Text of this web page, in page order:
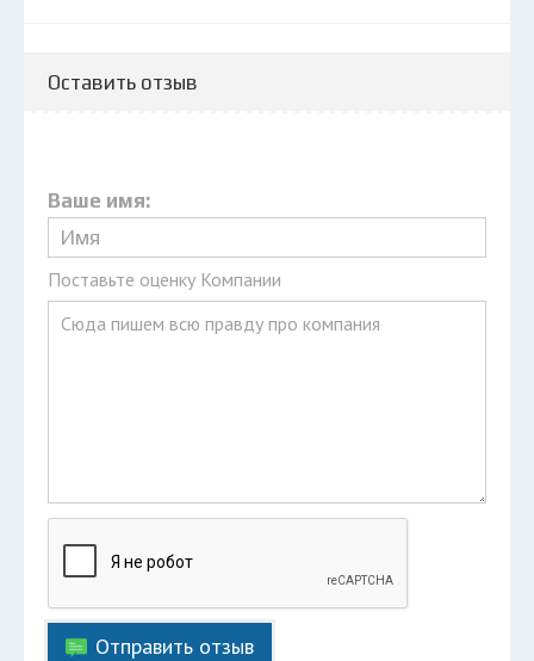
Оставить отзыв
Ваше имя:
Поставьте оценку Компании
Отправить отзыв